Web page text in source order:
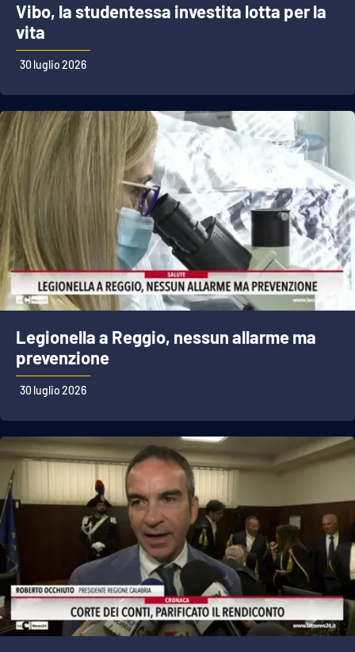
Vibo, la studentessa investita lotta per la
vita
30 luglio 2026
Legionella a Reggio, nessun allarme ma
prevenzione
30 luglio 2026